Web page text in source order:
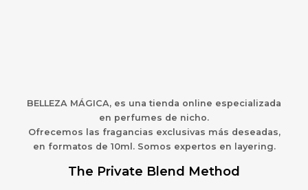
BELLEZA MÁGICA, es una tienda online especializada
en perfumes de nicho.
Ofrecemos las fragancias exclusivas más deseadas,
en formatos de 10ml. Somos expertos en layering.
The Private Blend Method